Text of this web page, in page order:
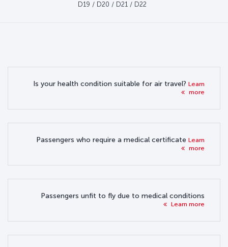
D19 / D20 / D21 / D22
Is your health condition suitable for air travel? Learn
more
Passengers who require a medical certificate Learn
more
Passengers unfit to fly due to medical conditions
Learn more